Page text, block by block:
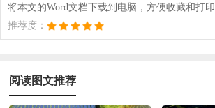
将本文的Word文档下载到电脑，方便收藏和打印
推荐度：
阅读图文推荐